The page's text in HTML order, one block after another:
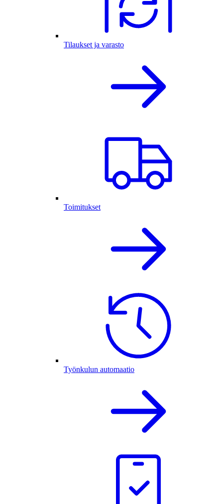
Tilaukset ja varasto
Toimitukset
Työnkulun automaatio